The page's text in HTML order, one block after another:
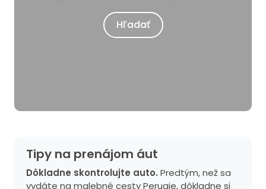
Hľadať
Tipy na prenájom áut
Dôkladne skontrolujte auto. Predtým, než sa
vydáte na malebné cesty Perugie, dôkladne si